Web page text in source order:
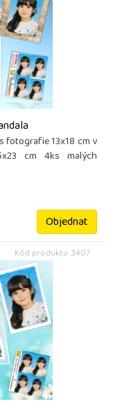
fotografie 13x18 cm v
cm 4ks malých
Objednat
Kód produktu: 3407